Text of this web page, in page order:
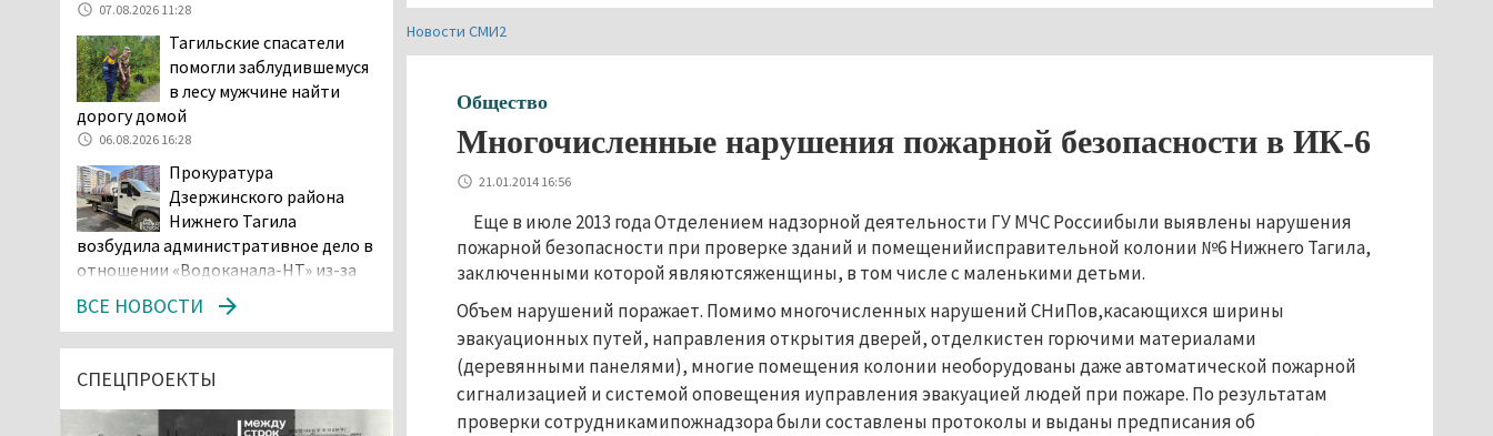
Новости СМИ2
Общество
Многочисленные нарушения пожарной безопасности в ИК-6
21.01.2014 16:56
Еще в июле 2013 года Отделением надзорной деятельности ГУ МЧС Россиибыли выявлены нарушения
пожарной безопасности при проверке зданий и помещенийисправительной колонии №6 Нижнего Тагила,
заключенными которой являютсяженщины, в том числе с маленькими детьми.
Объем нарушений поражает. Помимо многочисленных нарушений СНиПов,касающихся ширины
эвакуационных путей, направления открытия дверей, отделкистен горючими материалами
(деревянными панелями), многие помещения колонии необорудованы даже автоматической пожарной
сигнализацией и системой оповещения иуправления эвакуацией людей при пожаре. По результатам
проверки сотрудникамипожнадзора были составлены протоколы и выданы предписания об
07.08.2026 11:28
Тагильские спасатели
помогли заблудившемуся
в лесу мужчине найти
дорогу домой
06.08.2026 16:28
Прокуратура
Дзержинского района
Нижнего Тагила
возбудила административное дело в
отношении «Водоканала-НТ» из-за
отсутствия холодной воды
06.08.2026 15:42
Двое детей пострадали
при сходе трамвая с
06.08.2026 14:25
ВСЕ НОВОСТИ
СПЕЦПРОЕКТЫ